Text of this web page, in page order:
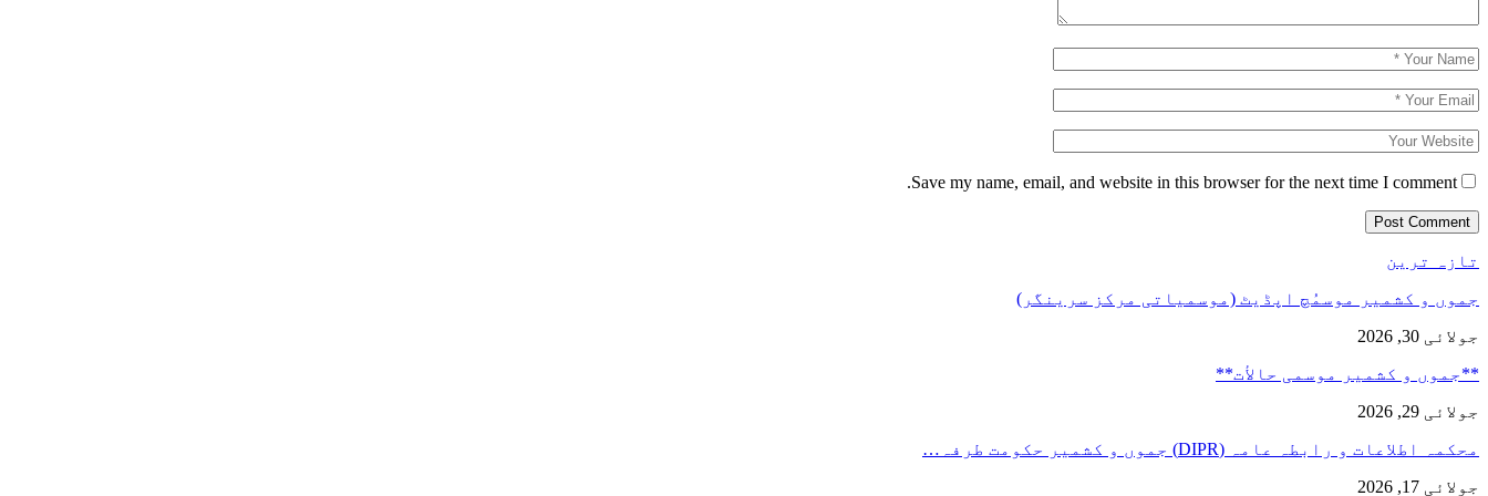
Save my name, email, and website in this browser for the next time I comment.
تازہ ترین
جموں و کشمیر موسمُچ اپڈیٹ (موسمیاتی مرکز سرینگر)
جولائی 30, 2026
**جموں و كشمیر موسمی حالأت**
جولائی 29, 2026
محکمہ اطلاعات و رابطہ عامہ (DIPR) جموں و کشمیر حکومت طرفہ…
جولائی 17, 2026